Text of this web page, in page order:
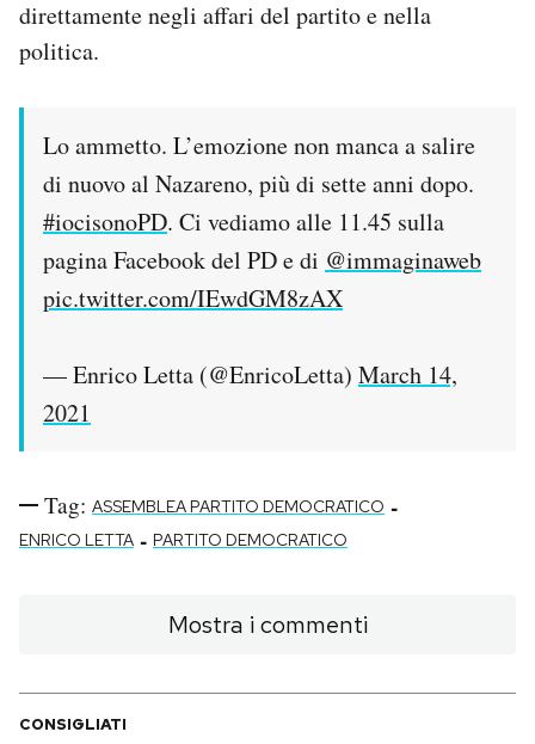
direttamente negli affari del partito e nella
politica.
Lo ammetto. L’emozione non manca a salire
di nuovo al Nazareno, più di sette anni dopo.
#iocisonoPD. Ci vediamo alle 11.45 sulla
pagina Facebook del PD e di ⁦ @immaginaweb
pic.twitter.com/IEwdGM8zAX
— Enrico Letta (@EnricoLetta) March 14,
2021
Tag: ASSEMBLEA PARTITO DEMOCRATICO -
ENRICO LETTA - PARTITO DEMOCRATICO
Mostra i commenti
CONSIGLIATI